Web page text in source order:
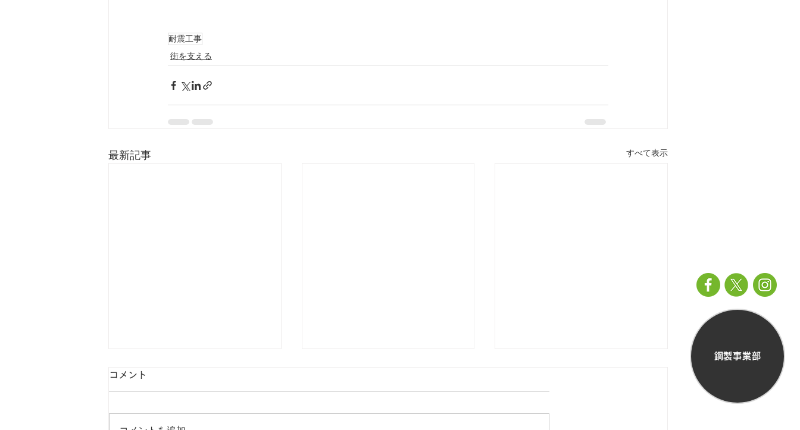
鋼製事業部
耐震工事
街を支える
最新記事 すべて表示
コメント